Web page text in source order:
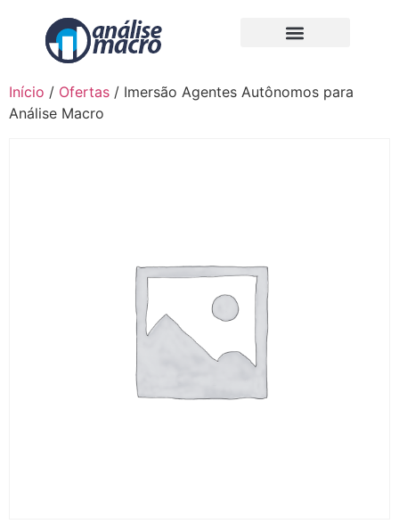
Início / Ofertas / Imersão Agentes Autônomos para
Análise Macro